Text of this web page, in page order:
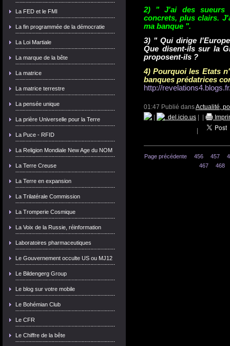
La FED et le FMI
La fin programmée de la démocratie
La Loi Martiale
La marque de la bête
La matrice
La matrice terrestre
La pensée unique
La prière Universelle pour la Terre
La Puce - RFID
La Religion Mondiale New Age du NOM
La Terre Creuse
La Terre en expansion
La Trilatérale Commission
La Tromperie Cosmique
La Voix de la Russie, réinformation
Laboratoires pharmaceutiques
Le Gouvernement occulte US ou MJ12
Le Bildengerg Group
Le blog sur votre mobile
Le Bohémian Club
Le CFR
Le Chiffre de la bête
2) " J'ai des sueurs
concrets, plus clairs.
ma banque ".
3) " Qui dirige
Que disent-ils sur la
proposent-ils ?
4) Pourquoi les Etats
banques prédatrices
http://
01:47 Publié dansActualité,
del.icio.us
Page précédente 456 457
467
468